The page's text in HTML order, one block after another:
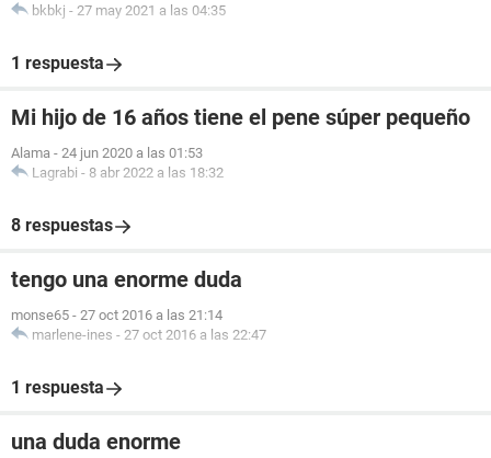
bkbkj - 27 may 2021 a las 04:35
1 respuesta
Mi hijo de 16 años tiene el pene súper pequeño
Alama - 24 jun 2020 a las 01:53
Lagrabi - 8 abr 2022 a las 18:32
8 respuestas
tengo una enorme duda
monse65 - 27 oct 2016 a las 21:14
marlene-ines - 27 oct 2016 a las 22:47
1 respuesta
una duda enorme